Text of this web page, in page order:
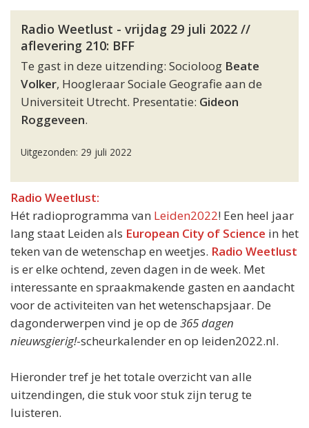
Radio Weetlust - vrijdag 29 juli 2022 //
aflevering 210: BFF
Te gast in deze uitzending: Socioloog Beate
Volker, Hoogleraar Sociale Geografie aan de
Universiteit Utrecht. Presentatie: Gideon
Roggeveen.
Uitgezonden: 29 juli 2022
Radio Weetlust:
Hét radioprogramma van Leiden2022! Een heel jaar
lang staat Leiden als European City of Science in het
teken van de wetenschap en weetjes. Radio Weetlust
is er elke ochtend, zeven dagen in de week. Met
interessante en spraakmakende gasten en aandacht
voor de activiteiten van het wetenschapsjaar. De
dagonderwerpen vind je op de 365 dagen
nieuwsgierig!-scheurkalender en op leiden2022.nl.
Hieronder tref je het totale overzicht van alle
uitzendingen, die stuk voor stuk zijn terug te
luisteren.